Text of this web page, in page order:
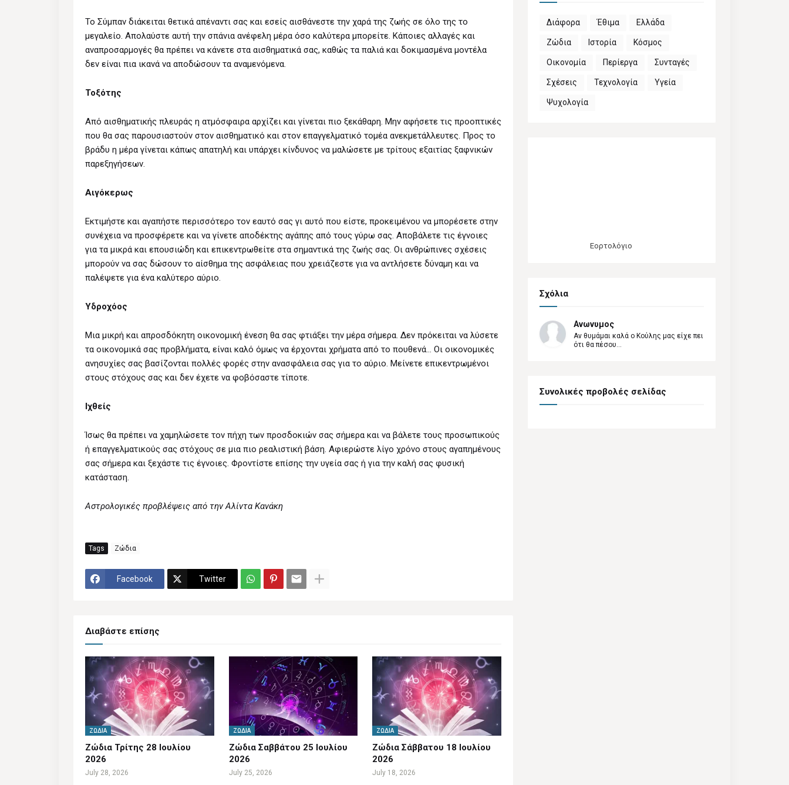
Το Σύμπαν διάκειται θετικά απέναντι σας και εσείς αισθάνεστε την χαρά της ζωής σε όλο της το
μεγαλείο. Απολαύστε αυτή την σπάνια ανέφελη μέρα όσο καλύτερα μπορείτε. Κάποιες αλλαγές και
αναπροσαρμογές θα πρέπει να κάνετε στα αισθηματικά σας, καθώς τα παλιά και δοκιμασμένα μοντέλα
δεν είναι πια ικανά να αποδώσουν τα αναμενόμενα.
Τοξότης
Από αισθηματικής πλευράς η ατμόσφαιρα αρχίζει και γίνεται πιο ξεκάθαρη. Μην αφήσετε τις προοπτικές
που θα σας παρουσιαστούν στον αισθηματικό και στον επαγγελματικό τομέα ανεκμετάλλευτες. Προς το
βράδυ η μέρα γίνεται κάπως απατηλή και υπάρχει κίνδυνος να μαλώσετε με τρίτους εξαιτίας ξαφνικών
παρεξηγήσεων.
Αιγόκερως
Εκτιμήστε και αγαπήστε περισσότερο τον εαυτό σας γι αυτό που είστε, προκειμένου να μπορέσετε στην
συνέχεια να προσφέρετε και να γίνετε αποδέκτης αγάπης από τους γύρω σας. Αποβάλετε τις έγνοιες
για τα μικρά και επουσιώδη και επικεντρωθείτε στα σημαντικά της ζωής σας. Οι ανθρώπινες σχέσεις
μπορούν να σας δώσουν το αίσθημα της ασφάλειας που χρειάζεστε για να αντλήσετε δύναμη και να
παλέψετε για ένα καλύτερο αύριο.
Υδροχόος
Μια μικρή και απροσδόκητη οικονομική ένεση θα σας φτιάξει την μέρα σήμερα. Δεν πρόκειται να λύσετε
τα οικονομικά σας προβλήματα, είναι καλό όμως να έρχονται χρήματα από το πουθενά… Οι οικονομικές
ανησυχίες σας βασίζονται πολλές φορές στην ανασφάλεια σας για το αύριο. Μείνετε επικεντρωμένοι
στους στόχους σας και δεν έχετε να φοβόσαστε τίποτε.
Ιχθείς
Ίσως θα πρέπει να χαμηλώσετε τον πήχη των προσδοκιών σας σήμερα και να βάλετε τους προσωπικούς
ή επαγγελματικούς σας στόχους σε μια πιο ρεαλιστική βάση. Αφιερώστε λίγο χρόνο στους αγαπημένους
σας σήμερα και ξεχάστε τις έγνοιες. Φροντίστε επίσης την υγεία σας ή για την καλή σας φυσική
κατάσταση.
Αστρολογικές προβλέψεις από την Αλίντα Κανάκη
Tags Ζώδια
Facebook Twitter
Διαβάστε επίσης
ΖΏΔΙΑ
Ζώδια Τρίτης 28 Ιουλίου
2026
July 28, 2026
ΖΏΔΙΑ
Ζώδια Σαββάτου 25 Ιουλίου
2026
July 25, 2026
ΖΏΔΙΑ
Ζώδια Σάββατου 18 Ιουλίου
2026
July 18, 2026
Διάφορα Έθιμα Ελλάδα
Ζώδια Ιστορία Κόσμος
Οικονομία Περίεργα Συνταγές
Σχέσεις Τεχνολογία Υγεία
Ψυχολογία
Εορτολόγιο
Σχόλια
Ανωνυμος
Αν θυμάμαι καλά ο Κούλης μας είχε πει
ότι θα πέσου...
Συνολικές προβολές σελίδας